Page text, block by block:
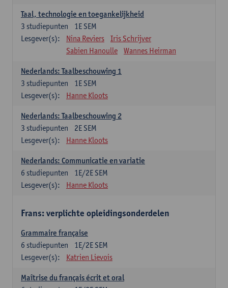
Taal, technologie en toegankelijkheid
1E SEM
3 studiepunten
Lesgever(s):
Nina Reviers
Iris Schrijver
Sabien Hanoulle
Wannes Heirman
Nederlands: Taalbeschouwing 1
1E SEM
3 studiepunten
Lesgever(s):
Hanne Kloots
Nederlands: Taalbeschouwing 2
2E SEM
3 studiepunten
Lesgever(s):
Hanne Kloots
Nederlands: Communicatie en variatie
1E/2E SEM
6 studiepunten
Lesgever(s):
Hanne Kloots
Frans: verplichte opleidingsonderdelen
Grammaire française
1E/2E SEM
6 studiepunten
Lesgever(s):
Katrien Lievois
Maîtrise du français écrit et oral